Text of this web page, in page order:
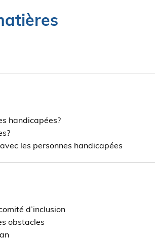
handicapées?
les personnes handicapées
d’inclusion
obstacles